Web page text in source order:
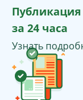
Публикация
за 24 часа
Узнать